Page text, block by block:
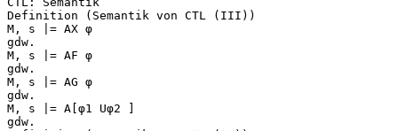
Definition (Semantik von CTL (III))
M, s |= AX φ
gdw.
M, s |= AF φ
gdw.
M, s |= AG φ
gdw.
M, s |= A[φ1 Uφ2 ]
gdw.